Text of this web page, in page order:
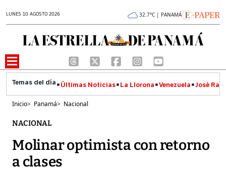
LUNES 10 AGOSTO 2026 32.7°C | PANAMÁ
Últimas Noticias La Llorona Venezuela José
Inicio> Panamá> Nacional
NACIONAL
Molinar optimista con retorno
a clases